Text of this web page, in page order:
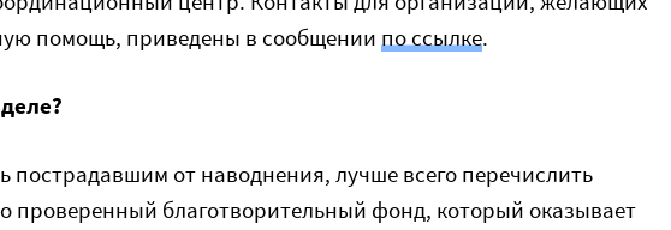
помощь, приведены в сообщении по ссылке.
пострадавшим от наводнения, лучше всего перечислить
проверенный благотворительный фонд, который оказывает